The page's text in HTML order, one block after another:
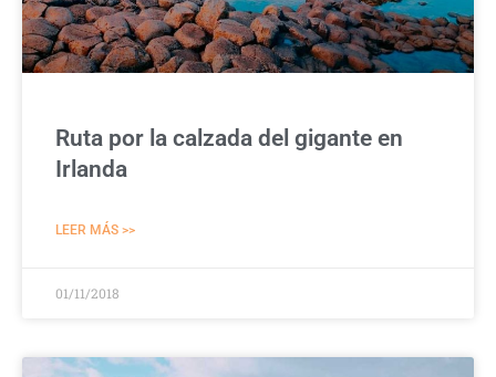
Ruta por la calzada del gigante en
Irlanda
LEER MÁS >>
01/11/2018